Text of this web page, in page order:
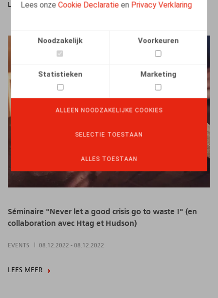
Lees onzeCookie Declaratie en Privacy Verklaring
Noodzakelijk Voorkeuren
Statistieken Marketing
ALLEEN NOODZAKELIJKE COOKIES
SELECTIE TOESTAAN
ALLES TOESTAAN
LEES MEER
Séminaire "Never let a good crisis go to waste !" (en
collaboration avec Htag et Hudson)
EVENTS 08.12.2022 - 08.12.2022
LEES MEER